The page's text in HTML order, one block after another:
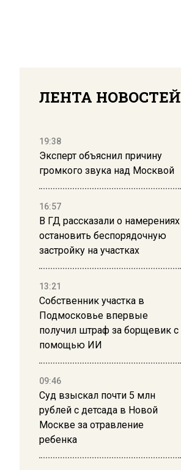
ЛЕНТА НОВОСТЕЙ
19:38
Эксперт объяснил причину
громкого звука над Москвой
16:57
В ГД рассказали о намерениях
остановить беспорядочную
застройку на участках
13:21
Собственник участка в
Подмосковье впервые
получил штраф за борщевик с
помощью ИИ
09:46
Суд взыскал почти 5 млн
рублей с детсада в Новой
Москве за отравление
ребенка